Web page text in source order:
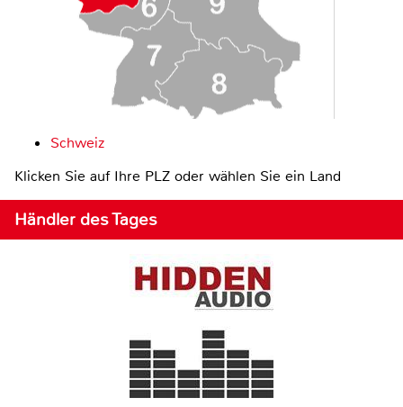
Schweiz
Klicken Sie auf Ihre PLZ oder wählen Sie ein Land
Händler des Tages